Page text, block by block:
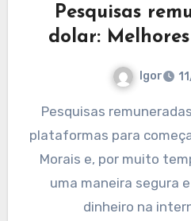
Pesquisas
dolar:
Igor
Pesquisas remuneradas em dolar: Melhores
plataformas para
Morais e, por muito
uma maneira segura
dinheiro na